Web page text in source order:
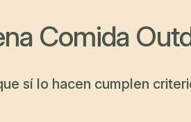
Comida
sí lo hacen cumplen